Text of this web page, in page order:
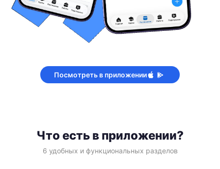
Посмотреть в приложении
Что есть в приложении?
6 удобных и функциональных разделов